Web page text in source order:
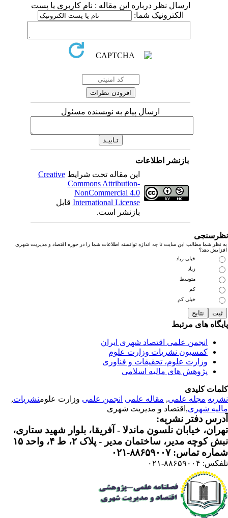
ارسال نظر درباره این مقاله : نام کاربری یا پست
الکترونیک شما:
ارسال پیام به نویسنده مسئول
بازنشر اطلاعات
این مقاله تحت شرایطCreative
Commons Attribution-
NonCommercial 4.0
International Licenseقابل
بازنشر است.
نظر شما مطالب این سایت تا چه اندازه توانسته اطلاعات شما را در حوزه اقتصاد و مدیریت شهری
دهد؟
خیلی زیاد
زیاد
متوسط
خیلی کم
های مرتبط
انجمن علمی اقتصاد شهری ایران
کمسیون نشریات وزارت علوم
وزارت علوم، تحقیقات و فناوری
پژوهش های مالیه اسلامی
کلیدی
مجله علمی, مقاله علمی انجمن علمیوزارت علومنشریات,
شهری ,اقتصاد و مدیریت شهری
دفتر نشریه:
خیابان نلسون ماندلا - آفریقا، بلوار شهید ستاری،
کوچه مدیر، ساختمان مدیر - پلاک ۲، ط ۴، واحد ۱۵
تماس: ۸۸۶۵۹۰۰۷-۰۲۱
۸۸۶۵۹۰۰۴-۰۲۱